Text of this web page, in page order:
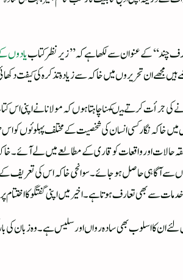
چند‘‘ کے عنوان سے لکھا ہے کہ ’’زیر نظر کتابیادوں
ان تحریروں میں خاکہ سے زیادہ تذکرہ کی کیفت
جرأت کرتے میںکہنا چاہتا ہوں کہ مولانا نے اپنی
خاکہ نگار کسی انسان کی شخصیت کے مختلف
حالات اور واقعات کو قاری کے مطالعے میں لے آئے
آگاہی حاصل ہوجائے۔ سوانحی خاکہ اس کی تعریف کے
سے بھی تعارف ہوتا ہے۔اخیر میں اپنی گفتگو کا
۔اس لئے ان کا اسلوب بھی سادہ رواں اور سلیس ہے۔وہ